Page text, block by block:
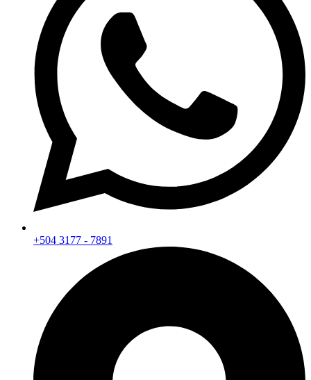
+504 3177 - 7891